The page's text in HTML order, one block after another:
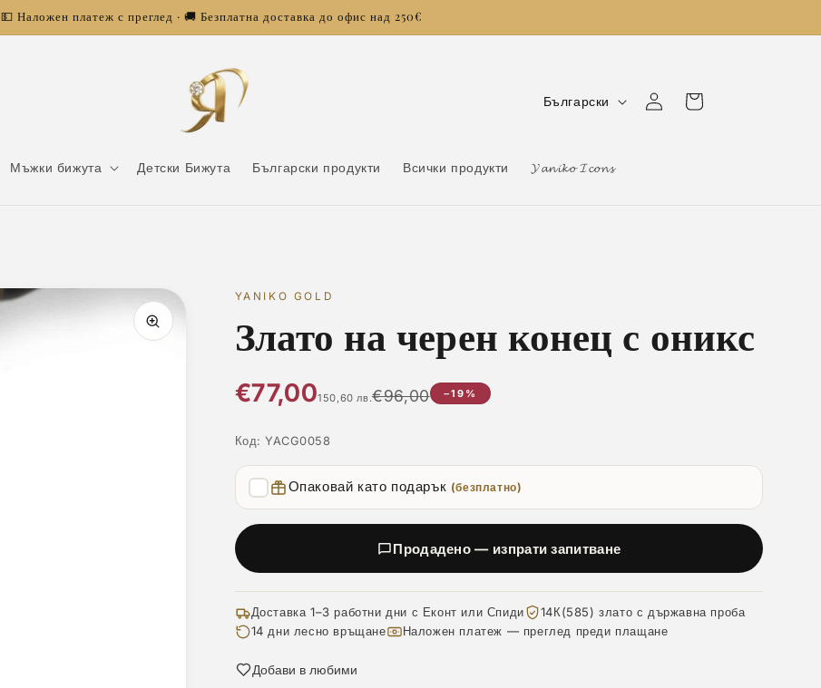
💵 Наложен платеж с преглед · 🚚 Безплатна доставка до офис над 250€
Мъжки бижута Детски Бижута Български продукти Всички продукти 𝓨𝓪𝓷𝓲𝓴𝓸 𝓘𝓬𝓸𝓷𝓼
Е
к
Български ВлизанеКоличка
YANIKO GOLD
Злато на черен конец с оникс
€77,00150,60 лв.€96,00 −19%
Код:YACG0058
Опаковай като подарък (безплатно)
Продадено — изпрати запитване
Доставка 1–3 работни дни с Еконт или Спиди
14К(585) злато с държавна проба
14 дни лесно връщане
Наложен платеж — преглед преди плащане
Добави в любими